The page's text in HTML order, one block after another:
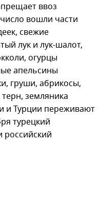
ввоз
вошли части
свежие
лук и лук-шалот,
огурцы
апельсины
груши, абрикосы,
земляника
и Турции переживают
турецкий
российский